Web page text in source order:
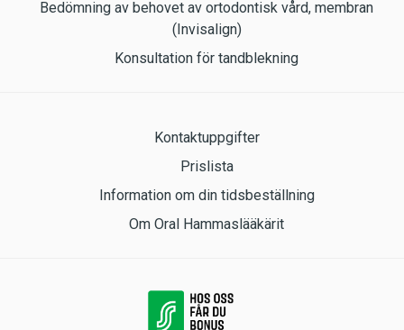
Bedömning av behovet av ortodontisk vård, membran
(Invisalign)
Konsultation för tandblekning
Kontaktuppgifter
Prislista
Information om din tidsbeställning
Om Oral Hammaslääkärit